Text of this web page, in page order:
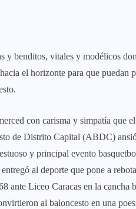
y benditos, vitales y modélicos
el horizonte para que puedan
con carisma y simpatía que
de Distrito Capital (ABDC)
y principal evento
al deporte que pone a
ante Liceo Caracas en la cancha
al baloncesto en una